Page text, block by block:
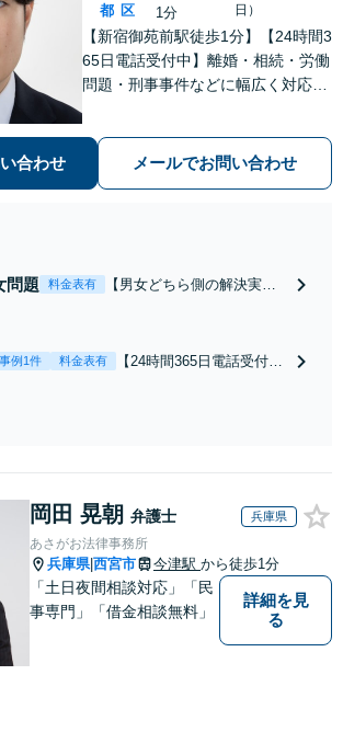
都 区
1分
日）
【新宿御苑前駅徒歩1分】【24時間3
65日電話受付中】離婚・相続・労働
問題・刑事事件などに幅広く対応し
的な面でも納得感の高い解決を目指
します【弁護士直通電話で受付】
合わせ メールでお問い合わせ
問題 料金表有
【男女どちら側の解決実績
ど、離婚のご相談はお任せ
ください。離婚の検討段階
事例1件 料金表有
【24時間365日電話受付
放・不起訴獲得実績あり。
意わいせつ）／窃盗／暴行
など幅広く対応【新宿御苑
前駅徒歩1分】
岡田 晃朝 弁護士 兵庫県
あさがお法律事務所
兵庫県|西宮市 今津駅 から徒歩1分
「土日夜間相談対応」「民
事専門」「借金相談無料」
詳細を見
る